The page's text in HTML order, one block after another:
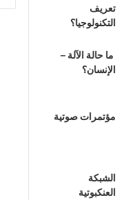
تعريف
التكنولوجيا؟
ما حالة الآلة –
الإنسان؟
مؤتمرات صوتية
الشبكة
العنكبوتية